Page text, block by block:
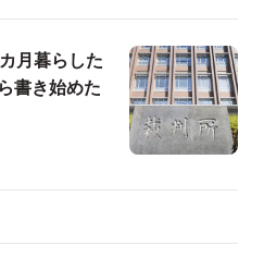
月暮らした
書き始めた